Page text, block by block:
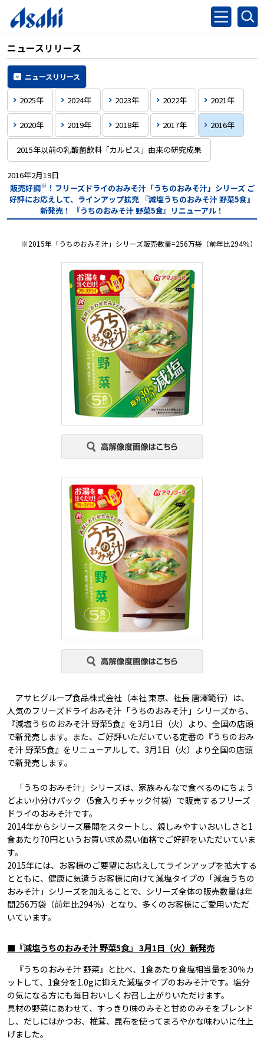
ニュースリリース
ニュースリリース
2025年 2024年 2023年 2022年 2021年
2020年 2019年 2018年 2017年 2016年
2015年以前の乳酸菌飲料「カルピス」由来の研究成果
2016年2月19日
販売好調※ ！フリーズドライのおみそ汁「うちのおみそ汁」シリーズご
好評にお応えして、ラインアップ拡充 『減塩うちのおみそ汁 野菜5食』
新発売！
『うちのおみそ汁 野菜5食』リニューアル！
※2015年「うちのおみそ汁」シリーズ販売数量=256万袋（前年比294％）
アサヒグループ食品株式会社（本社 東京、社長 唐澤範行）は、
人気のフリーズドライおみそ汁「うちのおみそ汁」シリーズから、
『減塩うちのおみそ汁 野菜5食』を3月1日（火）より、全国の店頭
で新発売します。また、ご好評いただいている定番の『うちのおみ
そ汁 野菜5食』をリニューアルして、3月1日（火）より全国の店頭
で新発売します。
「うちのおみそ汁」シリーズは、家族みんなで食べるのにちょう
どよい小分けパック（5食入りチャック付袋）で販売するフリーズ
ドライのおみそ汁です。
2014年からシリーズ展開をスタートし、親しみやすいおいしさと1
食あたり70円というお買い求め易い価格でご好評をいただいていま
す。
2015年には、お客様のご要望にお応えしてラインアップを拡大する
とともに、健康に気遣うお客様に向けて減塩タイプの「減塩うちの
おみそ汁」シリーズを加えることで、シリーズ全体の販売数量は年
間256万袋（前年比294％）となり、多くのお客様にご愛用いただ
いています。
■『減塩うちのおみそ汁 野菜5食』 3月1日（火）新発売
『うちのおみそ汁 野菜』と比べ、1食あたり食塩相当量を30％カ
ットして、1食分を1.0gに抑えた減塩タイプのおみそ汁です。塩分
の気になる方にも毎日おいしくお召し上がりいただけます。
具材の野菜にあわせて、すっきり味のみそと甘めのみそをブレンド
し、だしにはかつお、椎茸、昆布を使ってまろやかな味わいに仕上
げました。